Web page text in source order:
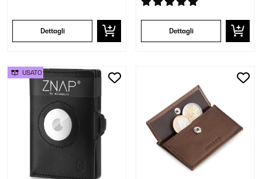
Dettagli Dettagli
USATO